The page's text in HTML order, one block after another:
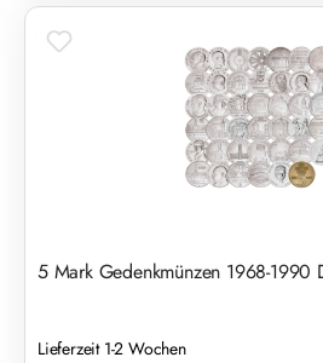
5 Mark Gedenkmünzen 1968-1990
Lieferzeit 1-2 Wochen